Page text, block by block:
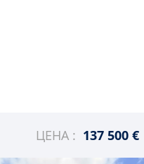
ЦЕНА : 137 500 €